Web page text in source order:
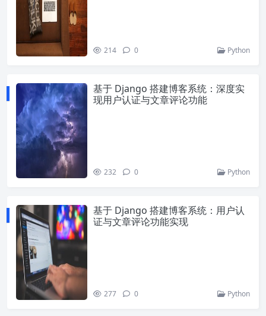
214 0 Python
基于 Django 搭建博客系统：深度实
现用户认证与文章评论功能
232 0 Python
基于 Django 搭建博客系统：用户认
证与文章评论功能实现
277 0 Python